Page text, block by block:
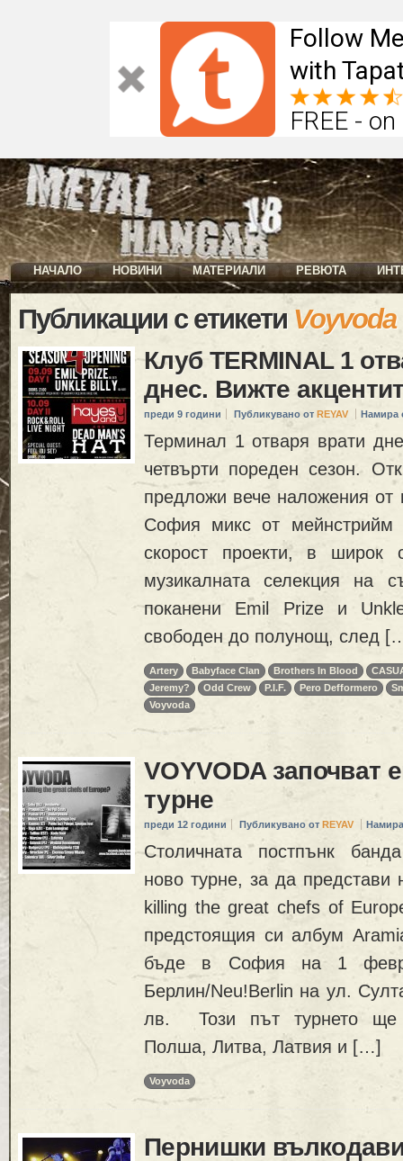
Follow
with
FREE -
НАЧАЛО НОВИНИ МАТЕРИАЛИ РЕВЮТА
Публикации с етикети Voyvoda
Клуб TERMINAL 1
днес. Вижте
преди 9 години Публикувано от REYAV Намира
Терминал 1 отваря врати
четвърти пореден сезон.
предложи вече наложения от
София микс от мейнстрийм
скорост проекти, в широк
музикалната селекция на
поканени Emil Prize и
свободен до полунощ, след
Artery Babyface Clan Brothers In Blood
Jeremy?
Odd Crew P.I.F. Pero Defformero
Voyvoda
VOYVODA започват
турне
преди 12 години Публикувано от REYAV
Столичната постпънк
ново турне, за да представи
killing the great chefs of
предстоящия си албум
бъде в София на 1
Берлин/Neu!Berlin на ул.
лв. Този път турнето ще
Полша, Литва, Латвия и […]
Voyvoda
Пернишки